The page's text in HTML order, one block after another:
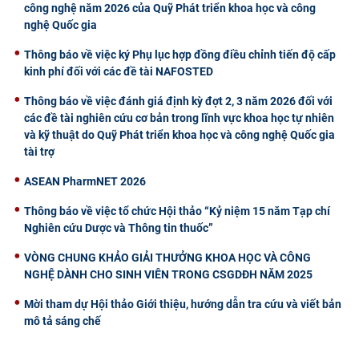
công nghệ năm 2026 của Quỹ Phát triển khoa học và công
nghệ Quốc gia
Thông báo về việc ký Phụ lục hợp đồng điều chỉnh tiến độ cấp
kinh phí đối với các đề tài NAFOSTED
Thông báo về việc đánh giá định kỳ đợt 2, 3 năm 2026 đối với
các đề tài nghiên cứu cơ bản trong lĩnh vực khoa học tự nhiên
và kỹ thuật do Quỹ Phát triển khoa học và công nghệ Quốc gia
tài trợ
ASEAN PharmNET 2026
Thông báo về việc tổ chức Hội thảo “Kỷ niệm 15 năm Tạp chí
Nghiên cứu Dược và Thông tin thuốc”
VÒNG CHUNG KHẢO GIẢI THƯỞNG KHOA HỌC VÀ CÔNG
NGHỆ DÀNH CHO SINH VIÊN TRONG CSGDĐH NĂM 2025
Mời tham dự Hội thảo Giới thiệu, hướng dẫn tra cứu và viết bản
mô tả sáng chế